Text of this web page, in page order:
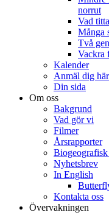
norrut
Vad
Många
Två
Vackra
Kalender
Anmäl dig
Din sida
Om oss
Bakgrund
Vad gör vi
Filmer
Årsrapporter
Nyhetsbrev
In English
Kontakta oss
Övervakningen